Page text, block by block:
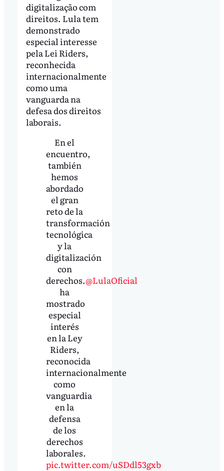
digitalização com
direitos. Lula tem
demonstrado
especial interesse
pela Lei Riders,
reconhecida
internacionalmente
como uma
vanguarda na
defesa dos direitos
laborais.
En el
encuentro,
también
hemos
abordado
el gran
reto de la
transformación
tecnológica
y la
digitalización
con
derechos.@LulaOficial
ha
mostrado
especial
interés
en la Ley
Riders,
reconocida
internacionalmente
como
vanguardia
en la
defensa
de los
derechos
laborales.
pic.twitter.com/uSDdl53gxb